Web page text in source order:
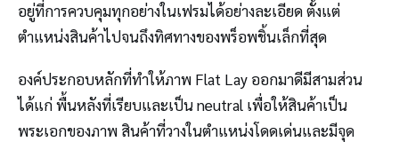
อยู่ที่การควบคุมทุกอย่างในเฟรมได้อย่างละเอียด ตั้งแต่
ตำแหน่งสินค้าไปจนถึงทิศทางของพร็อพชิ้นเล็กที่สุด
องค์ประกอบหลักที่ทำให้ภาพ Flat Lay ออกมาดีมีสามส่วน
ได้แก่ พื้นหลังที่เรียบและเป็น neutral เพื่อให้สินค้าเป็น
พระเอกของภาพ สินค้าที่วางในตำแหน่งโดดเด่นและมีจุด